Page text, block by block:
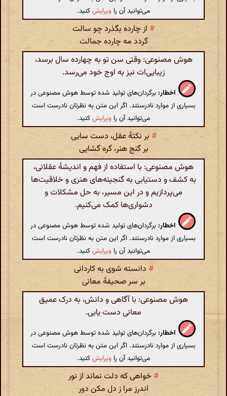
می‌توانید آن را ویرایشکنید.
# از چارده بگذرد چو سالت
گردد مه چارده جمالت
هوش مصنوعی: وقتی سن تو به چهارده سال برسد،
زیبایی‌ات نیز به اوج خود می‌رسد.
اخطار: برگردان‌های تولید شده توسط هوش مصنوعی در
بسیاری از موارد نادرستند. اگر این متن به نظرتان نادرست است
می‌توانید آن را ویرایشکنید.
# بر نکتهٔ عقل‌، دست سایی
بر گنج هنر‌، گره گشایی
هوش مصنوعی: با استفاده از فهم و اندیشهٔ عقلانی،
به کشف و دستیابی به گنجینه‌های هنری و خلاقیت‌ها
می‌پردازیم و در این مسیر، به حل مشکلات و
دشواری‌ها کمک می‌کنیم.
اخطار: برگردان‌های تولید شده توسط هوش مصنوعی در
بسیاری از موارد نادرستند. اگر این متن به نظرتان نادرست است
می‌توانید آن را ویرایشکنید.
# دانسته شوی به کاردانی
بر سر صحیفهٔ معانی
هوش مصنوعی: با آگاهی و دانش، به درک عمیق
معانی دست یابی.
اخطار: برگردان‌های تولید شده توسط هوش مصنوعی در
بسیاری از موارد نادرستند. اگر این متن به نظرتان نادرست است
می‌توانید آن را ویرایشکنید.
#خواهی که دلت نماند از نور
اندرز مرا ز دل مکن دور